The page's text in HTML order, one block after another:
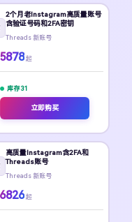
2个月老Instagram高质量账号
含验证号码和2FA密钥
Threads 新账号
起
库存 31
立即购买
高质量Instagram含2FA和
Threads账号
Threads 新账号
起